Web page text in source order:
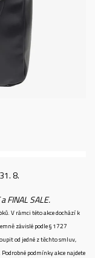
8.
FINAL SALE.
V rámci této akce dochází k
závislé podle § 1727
od jedné z těchto smluv,
podmínky akce najdete